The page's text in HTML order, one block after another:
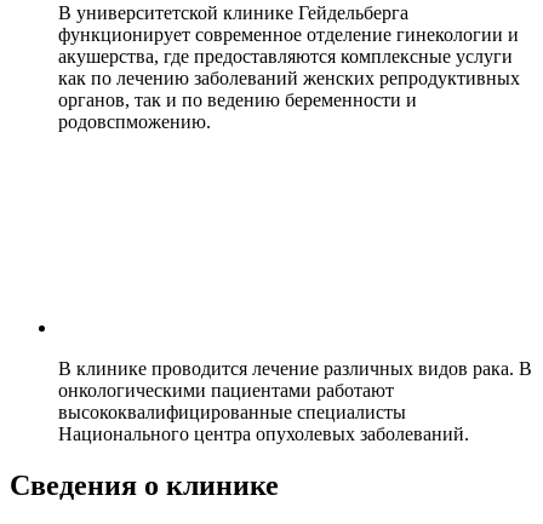
В университетской клинике Гейдельберга
функционирует современное отделение гинекологии и
акушерства, где предоставляются комплексные услуги
как по лечению заболеваний женских репродуктивных
органов, так и по ведению беременности и
родовспможению.
В клинике проводится лечение различных видов рака. В
онкологическими пациентами работают
высококвалифицированные специалисты
Национального центра опухолевых заболеваний.
Сведения о клинике